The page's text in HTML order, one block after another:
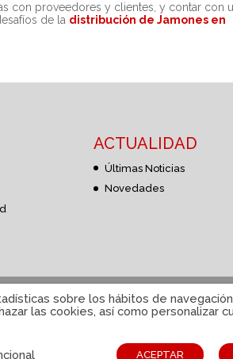
con proveedores y clientes, y contar con
de la distribución de Jamones en
ACTUALIDAD
Últimas Noticias
Novedades
interno de información|© Disteco 2022
sobre los hábitos de
las cookies, así como personalizar
ACEPTAR